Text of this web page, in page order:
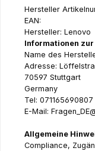
Hersteller
EAN:
Hersteller: Lenovo
Informationen
Name des
Adresse:
70597 Stuttgart
Germany
Tel: 071165690807
E-Mail:
Allgemeine
Compliance,